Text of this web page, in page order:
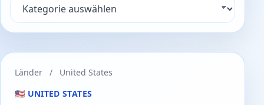
Länder /
United States
🇺🇸 UNITED STATES